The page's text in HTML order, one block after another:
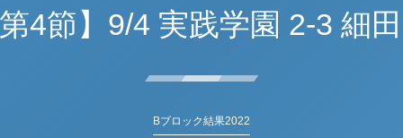
4節】9/4 実践学園 2-3 細
Bブロック結果2022